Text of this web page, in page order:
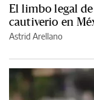
El limbo legal
cautiverio en
Astrid Arellano